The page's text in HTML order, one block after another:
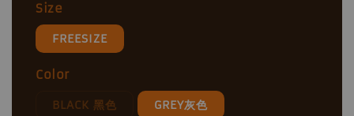
Size
FREESIZE
Color
BLACK 黑色 GREY灰色